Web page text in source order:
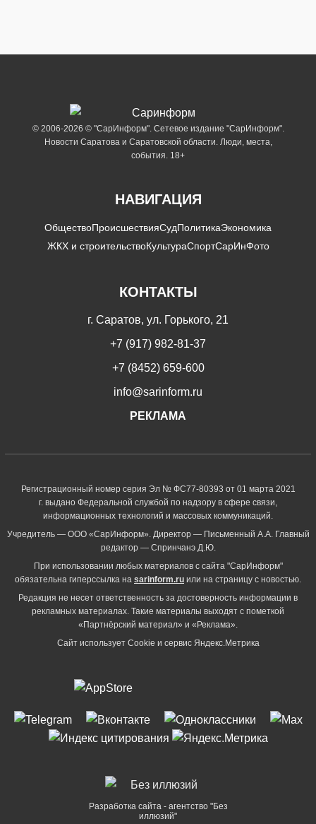
© 2006-2026 © "СарИнформ". Сетевое издание "СарИнформ".
Новости Саратова и Саратовской области. Люди, места,
события. 18+
НАВИГАЦИЯ
ОбществоПроисшествияСудПолитикаЭкономика
ЖКХ и строительствоКультураСпортСарИнФото
КОНТАКТЫ
г. Саратов, ул. Горького, 21
+7 (917) 982-81-37
+7 (8452) 659-600
info@sarinform.ru
РЕКЛАМА
Регистрационный номер серия Эл № ФС77-80393 от 01 марта 2021
г. выдано Федеральной службой по надзору в сфере связи,
информационных технологий и массовых коммуникаций.
Учредитель — ООО «СарИнформ». Директор — Письменный А.А. Главный
редактор — Спринчанэ Д.Ю.
При использовании любых материалов с сайта "СарИнформ"
обязательна гиперссылка на sarinform.ru или на страницу с новостью.
Редакция не несет ответственность за достоверность информации в
рекламных материалах. Такие материалы выходят с пометкой
«Партнёрский материал» и «Реклама».
Сайт использует Cookie и сервиc Яндекс.Метрика
Разработка сайта - агентство "Без
иллюзий"